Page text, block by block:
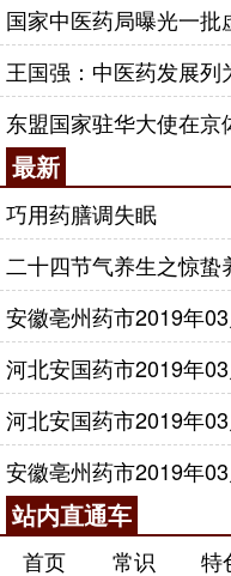
SPECT/CT、数字减
拟定位机、放射治疗
疗机、全数字化乳腺
刀、微生物鉴定仪、
仪等大型仪器设备，
提供了可靠的技术
医院始终坚持以
念，以热情的服务、
的设备，舒适的环境
士的健康服务。
咨询电话：010-
国家中医药局曝光一
王国强：中医药发展
东盟国家驻华大使在京
最新
巧用药膳调失眠
二十四节气养生之惊蛰
安徽亳州药市2019年
河北安国药市2019年
河北安国药市2019年
安徽亳州药市2019年
站内直通车
首页 常识 特